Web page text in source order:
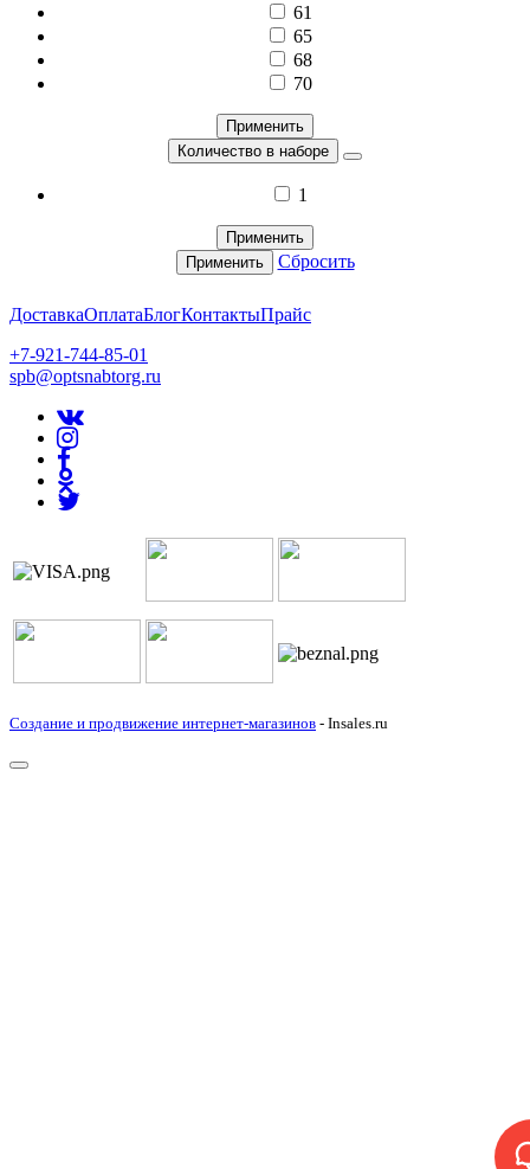
61
65
68
70
Применить
Количество в наборе
1
Применить
Применить
Сбросить
ДоставкаОплатаБлогКонтактыПрайс
+7-921-744-85-01
spb@optsnabtorg.ru
Создание и продвижение интернет-магазинов - Insales.ru